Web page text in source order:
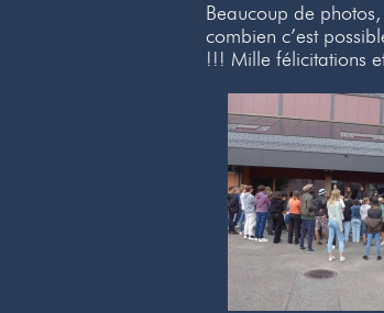
Beaucoup de
combien c’est
!!! Mille félicitations